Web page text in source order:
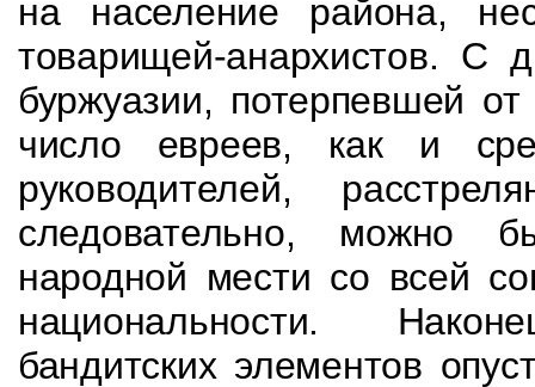
на население района,
товарищей-анархис­тов. С
буржуазии, потерпевшей
число евреев, как и
руководителей,
следовательно, можно
народной мести со всей
национальности.
бандитских элементов